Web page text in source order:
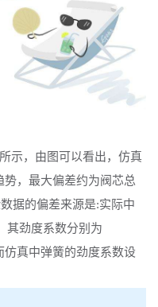
示，由图可以看出，仿真
，最大偏差约为阀芯总
据的偏差来源是:实际中
其劲度系数分别为
仿真中弹簧的劲度系数设